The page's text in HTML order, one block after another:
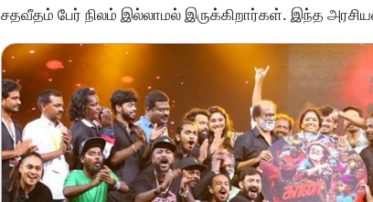
சதவீதம் பேர் நிலம் இல்லாமல் இருக்கிறார்கள். இந்த